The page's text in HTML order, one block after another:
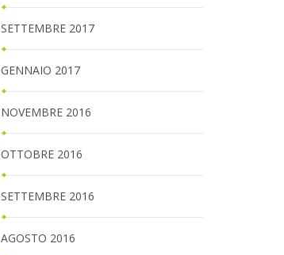
SETTEMBRE 2017
GENNAIO 2017
NOVEMBRE 2016
OTTOBRE 2016
SETTEMBRE 2016
AGOSTO 2016